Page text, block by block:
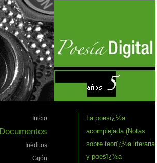
Inicio
Documentos
Inéditos
Gijón
La poesï¿½a
acomplejada (Notas
sobre teorï¿½a literaria
y poesï¿½a